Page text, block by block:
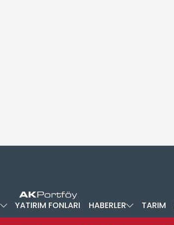
YATIRIM FONLARI HABERLER TARIM